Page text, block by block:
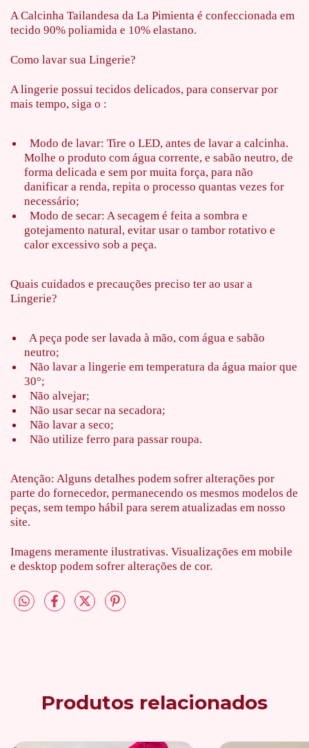
A Calcinha Tailandesa da La Pimienta é confeccionada em
tecido 90% poliamida e 10% elastano.
Como lavar sua Lingerie?
A lingerie possui tecidos delicados, para conservar por
mais tempo, siga o :
Modo de lavar: Tire o LED, antes de lavar a calcinha.
Molhe o produto com água corrente, e sabão neutro, de
forma delicada e sem por muita força, para não
danificar a renda, repita o processo quantas vezes for
necessário;
Modo de secar: A secagem é feita a sombra e
gotejamento natural, evitar usar o tambor rotativo e
calor excessivo sob a peça.
Quais cuidados e precauções preciso ter ao usar a
Lingerie?
A peça pode ser lavada à mão, com água e sabão
neutro;
Não lavar a lingerie em temperatura da água maior que
30°;
Não alvejar;
Não usar secar na secadora;
Não lavar a seco;
Não utilize ferro para passar roupa.
Atenção: Alguns detalhes podem sofrer alterações por
parte do fornecedor, permanecendo os mesmos modelos de
peças, sem tempo hábil para serem atualizadas em nosso
site.
Imagens meramente ilustrativas. Visualizações em mobile
e desktop podem sofrer alterações de cor.
Produtos relacionados